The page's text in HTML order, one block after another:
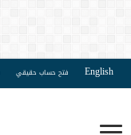
English فتح حساب حقيقي